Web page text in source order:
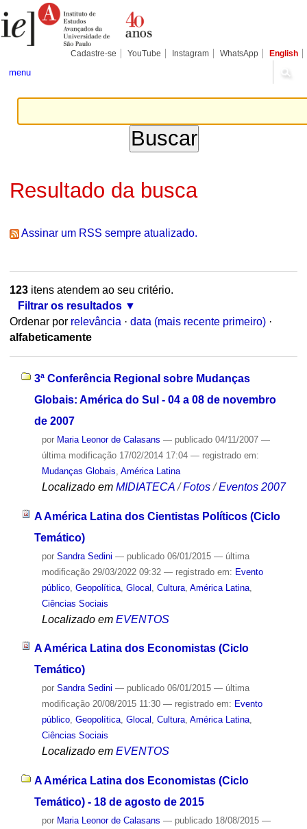
para
conteúdo.
Pessoais
Cadastre-se YouTube Instagram WhatsApp English
menu
Resultado da busca
Assinar um RSS sempre atualizado.
123itens atendem ao seu critério.
Filtrar os resultados
Ordenar por relevância · data (mais recente primeiro) ·
alfabeticamente
3ª Conferência Regional sobre Mudanças
Globais: América do Sul - 04 a 08 de novembro
de 2007
por Maria Leonor de Calasans — publicado04/11/2007 —
última modificação17/02/2014 17:04 — registrado em:
Mudanças Globais América Latina
Localizado em MIDIATECA /Fotos /Eventos 2007
A América Latina dos Cientistas Políticos (Ciclo
Temático)
por Sandra Sedini — publicado06/01/2015 — última
modificação29/03/2022 09:32 — registrado em: Evento
público, Geopolítica, Glocal Cultura, América Latina,
Ciências Sociais
Localizado em EVENTOS
A América Latina dos Economistas (Ciclo
Temático)
por Sandra Sedini — publicado06/01/2015 — última
modificação20/08/2015 11:30 — registrado em: Evento
público, Geopolítica, Glocal , Cultura, América Latina,
Ciências Sociais
Localizado em EVENTOS
A América Latina dos Economistas (Ciclo
Temático) - 18 de agosto de 2015
por Maria Leonor de Calasans — publicado18/08/2015 —